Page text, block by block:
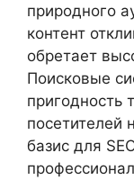
природного
контент
обретает
Поисковые
пригодность
посетителей
базис для